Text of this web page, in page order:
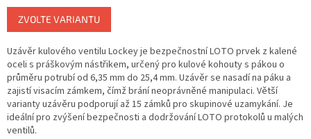
Měrná
cena:
ZVOLTE VARIANTU
Uzávěr kulového ventilu Lockey je bezpečnostní LOTO prvek z kalené
oceli s práškovým nástřikem, určený pro kulové kohouty s pákou o
průměru potrubí od 6,35 mm do 25,4 mm. Uzávěr se nasadí na páku a
zajistí visacím zámkem, čímž brání neoprávněné manipulaci. Větší
varianty uzávěru podporují až 15 zámků pro skupinové uzamykání. Je
ideální pro zvýšení bezpečnosti a dodržování LOTO protokolů u malých
ventilů.